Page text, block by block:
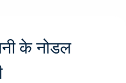
के नोडल